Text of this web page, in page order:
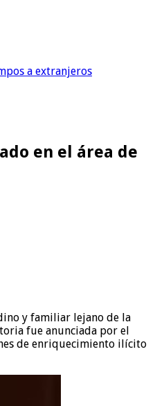
a extranjeros
en el área de
y familiar lejano de la
fue anunciada por el
de enriquecimiento ilícito